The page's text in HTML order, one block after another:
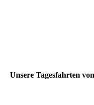
Unsere Tagesfahrten